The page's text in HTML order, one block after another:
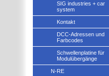
SIG industries + car
system
Kontakt
DCC-Adressen und
Farbcodes
Schwellenplatine für
Modulübergänge
N-RE